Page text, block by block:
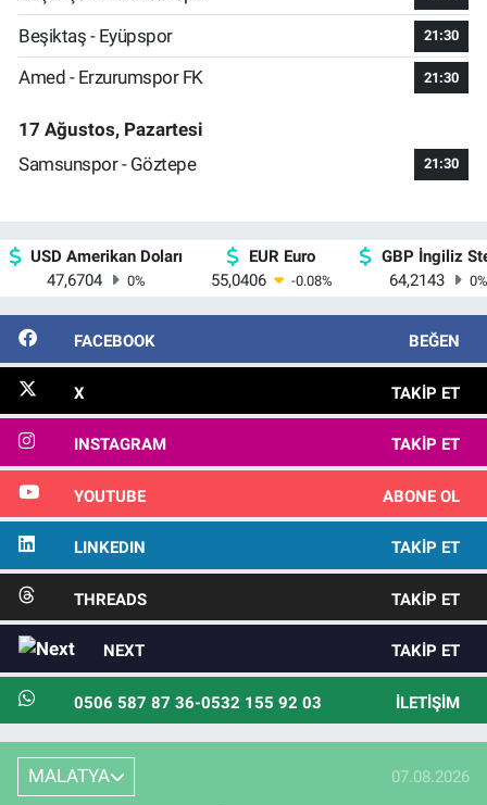
Beşiktaş - Eyüpspor 21:30
Amed - Erzurumspor FK 21:30
17 Ağustos, Pazartesi
Samsunspor - Göztepe
21:30
USD Amerikan Doları
47,6704
0%
EUR Euro
55,0406
-0.08%
GBP İngiliz
64,2143
0
FACEBOOK BEĞEN
X TAKIP ET
INSTAGRAM TAKIP ET
YOUTUBE ABONE OL
LINKEDIN TAKIP ET
THREADS TAKIP ET
NEXT TAKIP ET
0506 587 87 36-0532 155 92 03 İLETIŞIM
MALATYA 07.08.2026